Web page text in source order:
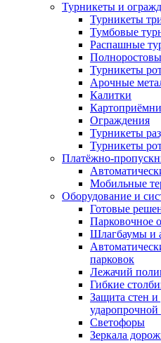
Турникеты и
Турникеты
Тумбовые
Распашные
Турникеты
Арочные
Калитки
Ограждения
Турникеты
Турникеты
Платёжно-
Мобильные
Оборудование и
Готовые
Парковочное
Шлагбаумы и
парковок
Лежачий
Гибкие
Защита стен
Светофоры
Зеркала